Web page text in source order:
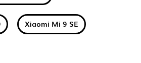
Xiaomi Mi 9 SE